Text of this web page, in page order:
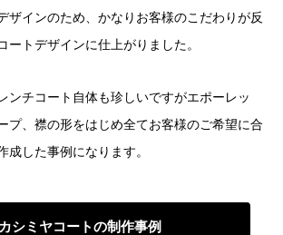
ザインのため、かなりお客様のこだわりが反
ートデザインに仕上がりました。
ンチコート自体も珍しいですがエポーレッ
プ、襟の形をはじめ全てお客様のご希望に合
成した事例になります。
カシミヤコートの制作事例